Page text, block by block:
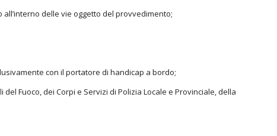
delle vie oggetto del provvedimento;
con il portatore di handicap a bordo;
Fuoco, dei Corpi e Servizi di Polizia Locale e Provinciale, della